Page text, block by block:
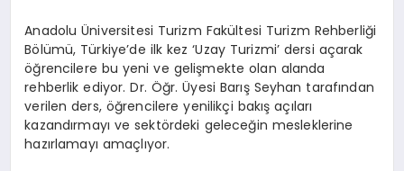
Anadolu Üniversitesi Turizm Fakültesi Turizm Rehberliği
Bölümü, Türkiye’de ilk kez ‘Uzay Turizmi’ dersi açarak
öğrencilere bu yeni ve gelişmekte olan alanda
rehberlik ediyor. Dr. Öğr. Üyesi Barış Seyhan tarafından
verilen ders, öğrencilere yenilikçi bakış açıları
kazandırmayı ve sektördeki geleceğin mesleklerine
hazırlamayı amaçlıyor.